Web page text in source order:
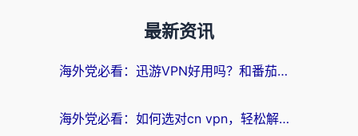
最新资讯
海外党必看：迅游VPN好用吗？和番茄加速器VPN对比哪个回国效果更好？
海外党必看：如何选对cn vpn，轻松解锁国内影音游戏？